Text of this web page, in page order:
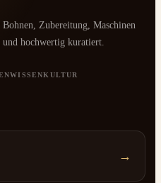
Zubereitung, Maschinen
hochwertig kuratiert.
WISSENKULTUR
→